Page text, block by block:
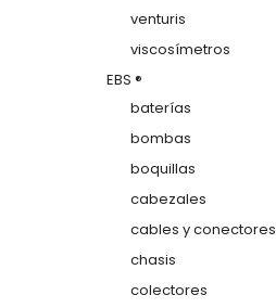
venturis
viscosímetros
EBS ®
baterías
bombas
boquillas
cabezales
cables y conectores
chasis
colectores